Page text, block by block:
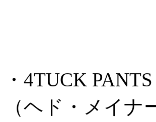
・4TUCK
（ヘド・メイナ